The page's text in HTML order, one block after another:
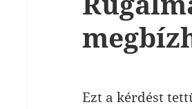
Ezt a kérdést